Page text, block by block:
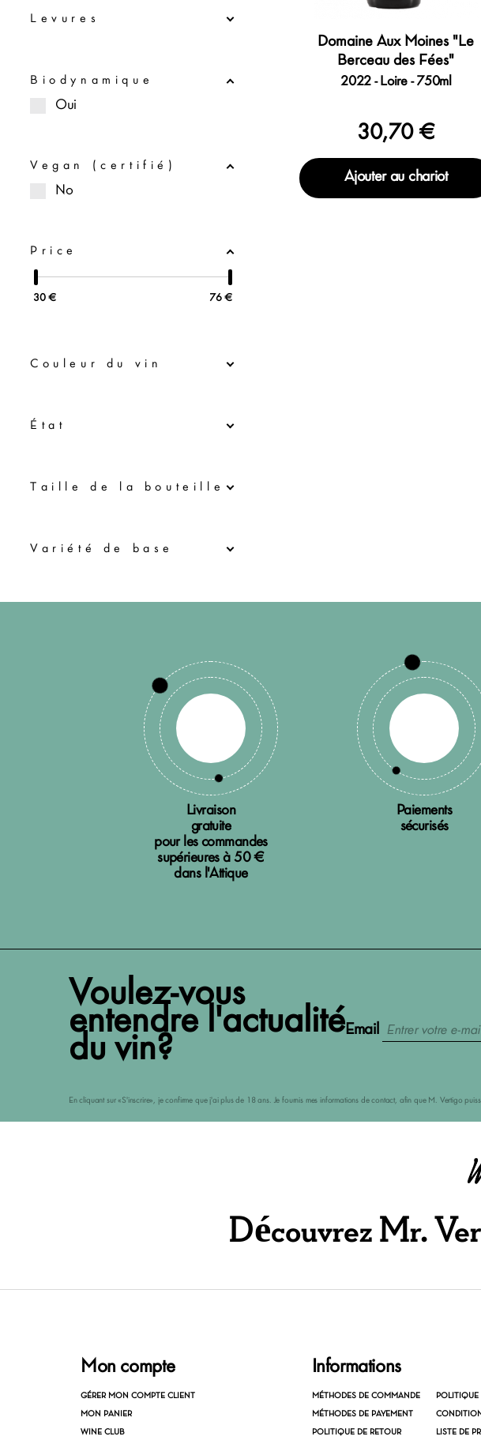
Levures
Biodynamique
Oui
Vegan (certifié)
No
Price
30 € 76 €
Couleur du vin
État
Τaille de la bouteille
Variété de base
Domaine Aux Moines "Le
Berceau des Fées"
2022 - Loire - 750ml
30,70 €
Ajouter au chariot
Livraison
gratuite
pour les commandes
supérieures à 50 €
dans l'Attique
Paiements
sécurisés
Voulez-vous
entendre l'actualité
du vin?
Email
En cliquant sur «S'inscrire», je confirme que j'ai plus de 18 ans. Je fournis mes informations de contact, afin que M. Vertigo
Découvrez Mr.
Mon compte
GÉRER MON COMPTE CLIENT
MON PANIER
WINE CLUB
Informations
MÉTHODES DE COMMANDE
MÉTHODES DE PAYEMENT
POLITIQUE DE RETOUR LISTE DE